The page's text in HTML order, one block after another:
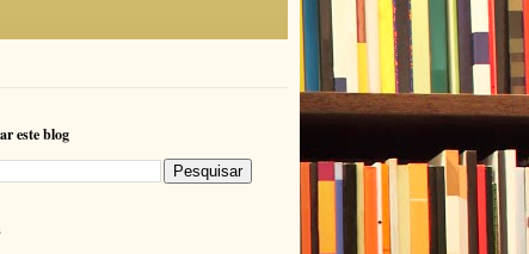
este blog